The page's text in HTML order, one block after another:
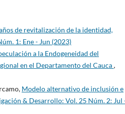
de revitalización de la identidad,
1: Ene - Jun (2023)
a la Endogeneidad del
en el Departamento del Cauca,
Modelo alternativo de inclusión e
& Desarrollo: Vol. 25 Núm. 2: Jul